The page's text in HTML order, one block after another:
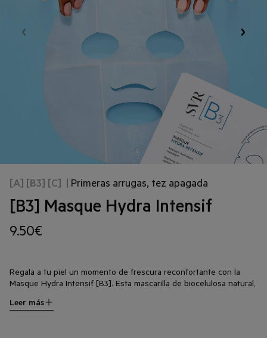
[A] [B3] [C] | Primeras arrugas, tez apagada
[B3] Masque Hydra Intensif
9.50€
Regala a tu piel un momento de frescura reconfortante con la
Masque Hydra Intensif [B3]. Esta mascarilla de biocelulosa natural,
la piel para un efecto calmante instantáneo. En sólo 15 minutos,
Leer más